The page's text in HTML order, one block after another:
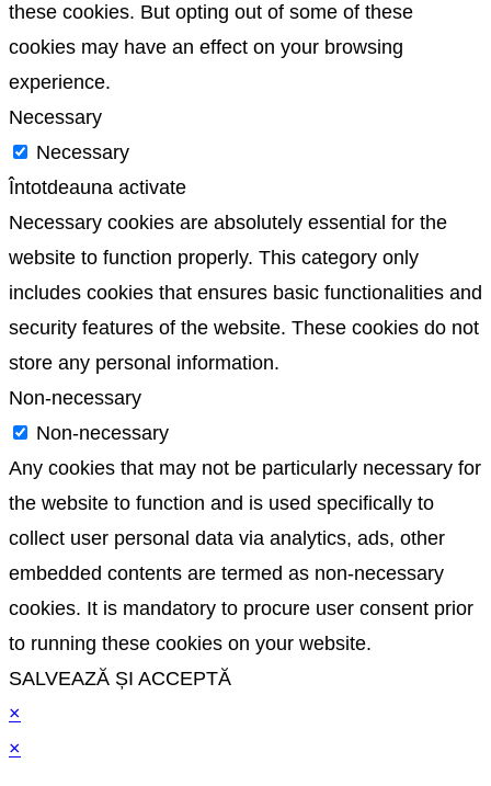
these cookies. But opting out of some of these
cookies may have an effect on your browsing
experience.
Necessary
Necessary
Întotdeauna activate
Necessary cookies are absolutely essential for the
website to function properly. This category only
includes cookies that ensures basic functionalities and
security features of the website. These cookies do not
store any personal information.
Non-necessary
Non-necessary
Any cookies that may not be particularly necessary for
the website to function and is used specifically to
collect user personal data via analytics, ads, other
embedded contents are termed as non-necessary
cookies. It is mandatory to procure user consent prior
to running these cookies on your website.
SALVEAZĂ ȘI ACCEPTĂ
×
×